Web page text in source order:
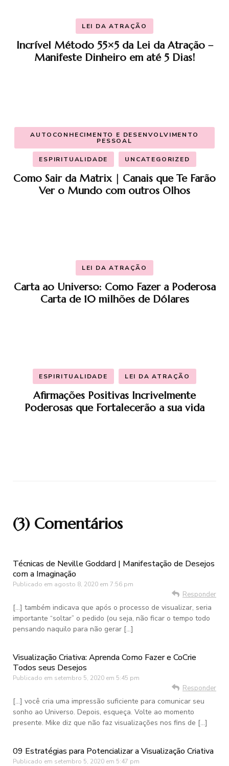
LEI DA ATRAÇÃO
Incrível Método 55×5 da Lei da Atração –
Manifeste Dinheiro em até 5 Dias!
AUTOCONHECIMENTO E DESENVOLVIMENTO
PESSOAL
ESPIRITUALIDADE UNCATEGORIZED
Como Sair da Matrix | Canais que Te Farão
Ver o Mundo com outros Olhos
LEI DA ATRAÇÃO
Carta ao Universo: Como Fazer a Poderosa
Carta de 10 milhões de Dólares
ESPIRITUALIDADE LEI DA ATRAÇÃO
Afirmações Positivas Incrivelmente
Poderosas que Fortalecerão a sua vida
(3) Comentários
Técnicas de Neville Goddard | Manifestação de Desejos
com a Imaginação
Publicado em agosto 8, 2020 em 7:56 pm
Responder
[…] também indicava que após o processo de visualizar, seria
importante “soltar” o pedido (ou seja, não ficar o tempo todo
pensando naquilo para não gerar […]
Visualização Criativa: Aprenda Como Fazer e CoCrie
Todos seus Desejos
Publicado em setembro 5, 2020 em 5:45 pm
Responder
[…] você cria uma impressão suficiente para comunicar seu
sonho ao Universo. Depois, esqueça. Volte ao momento
presente. Mike diz que não faz visualizações nos fins de […]
09 Estratégias para Potencializar a Visualização Criativa
Publicado em setembro 5, 2020 em 5:47 pm